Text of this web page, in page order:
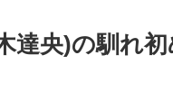
央)の馴れ